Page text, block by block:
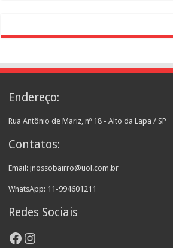
Endereço:
Rua Antônio de Mariz, nº 18 - Alto da Lapa / SP
Contatos:
Email: jnossobairro@uol.com.br
WhatsApp: 11-994601211
Redes Sociais
Facebook
Instagram